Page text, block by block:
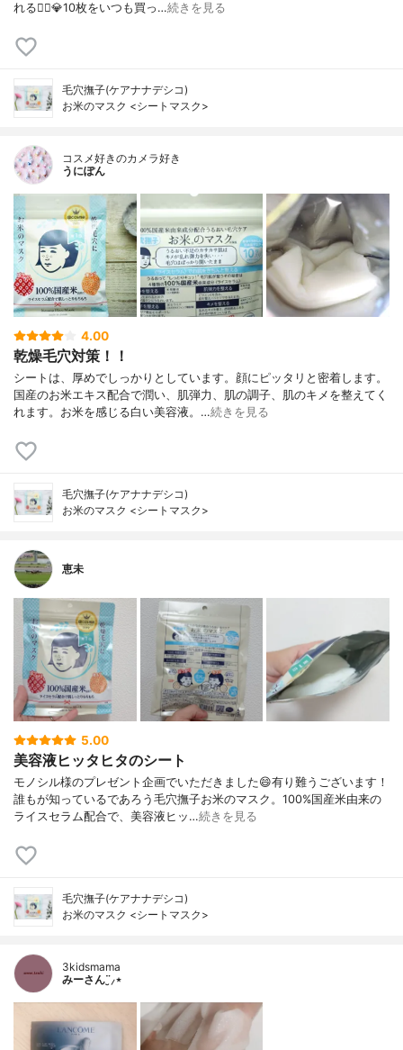
れる🙆‍♀️💎10枚をいつも買っ…続きを見る
毛穴撫子(ケアナナデシコ)
お米のマスク <シートマスク>
コスメ好きのカメラ好き
うにぽん
4.00
乾燥毛穴対策！！
シートは、厚めでしっかりとしています。顔にピッタリと密着します。
国産のお米エキス配合で潤い、肌弾力、肌の調子、肌のキメを整えてく
れます。お米を感じる白い美容液。…続きを見る
毛穴撫子(ケアナナデシコ)
お米のマスク <シートマスク>
恵未
5.00
美容液ヒッタヒタのシート
モノシル様のプレゼント企画でいただきました😄有り難うございます！
誰もが知っているであろう毛穴撫子お米のマスク。100%国産米由来の
ライスセラム配合で、美容液ヒッ…続きを見る
毛穴撫子(ケアナナデシコ)
お米のマスク <シートマスク>
3kidsmama
みーさん¨̮⸝⋆